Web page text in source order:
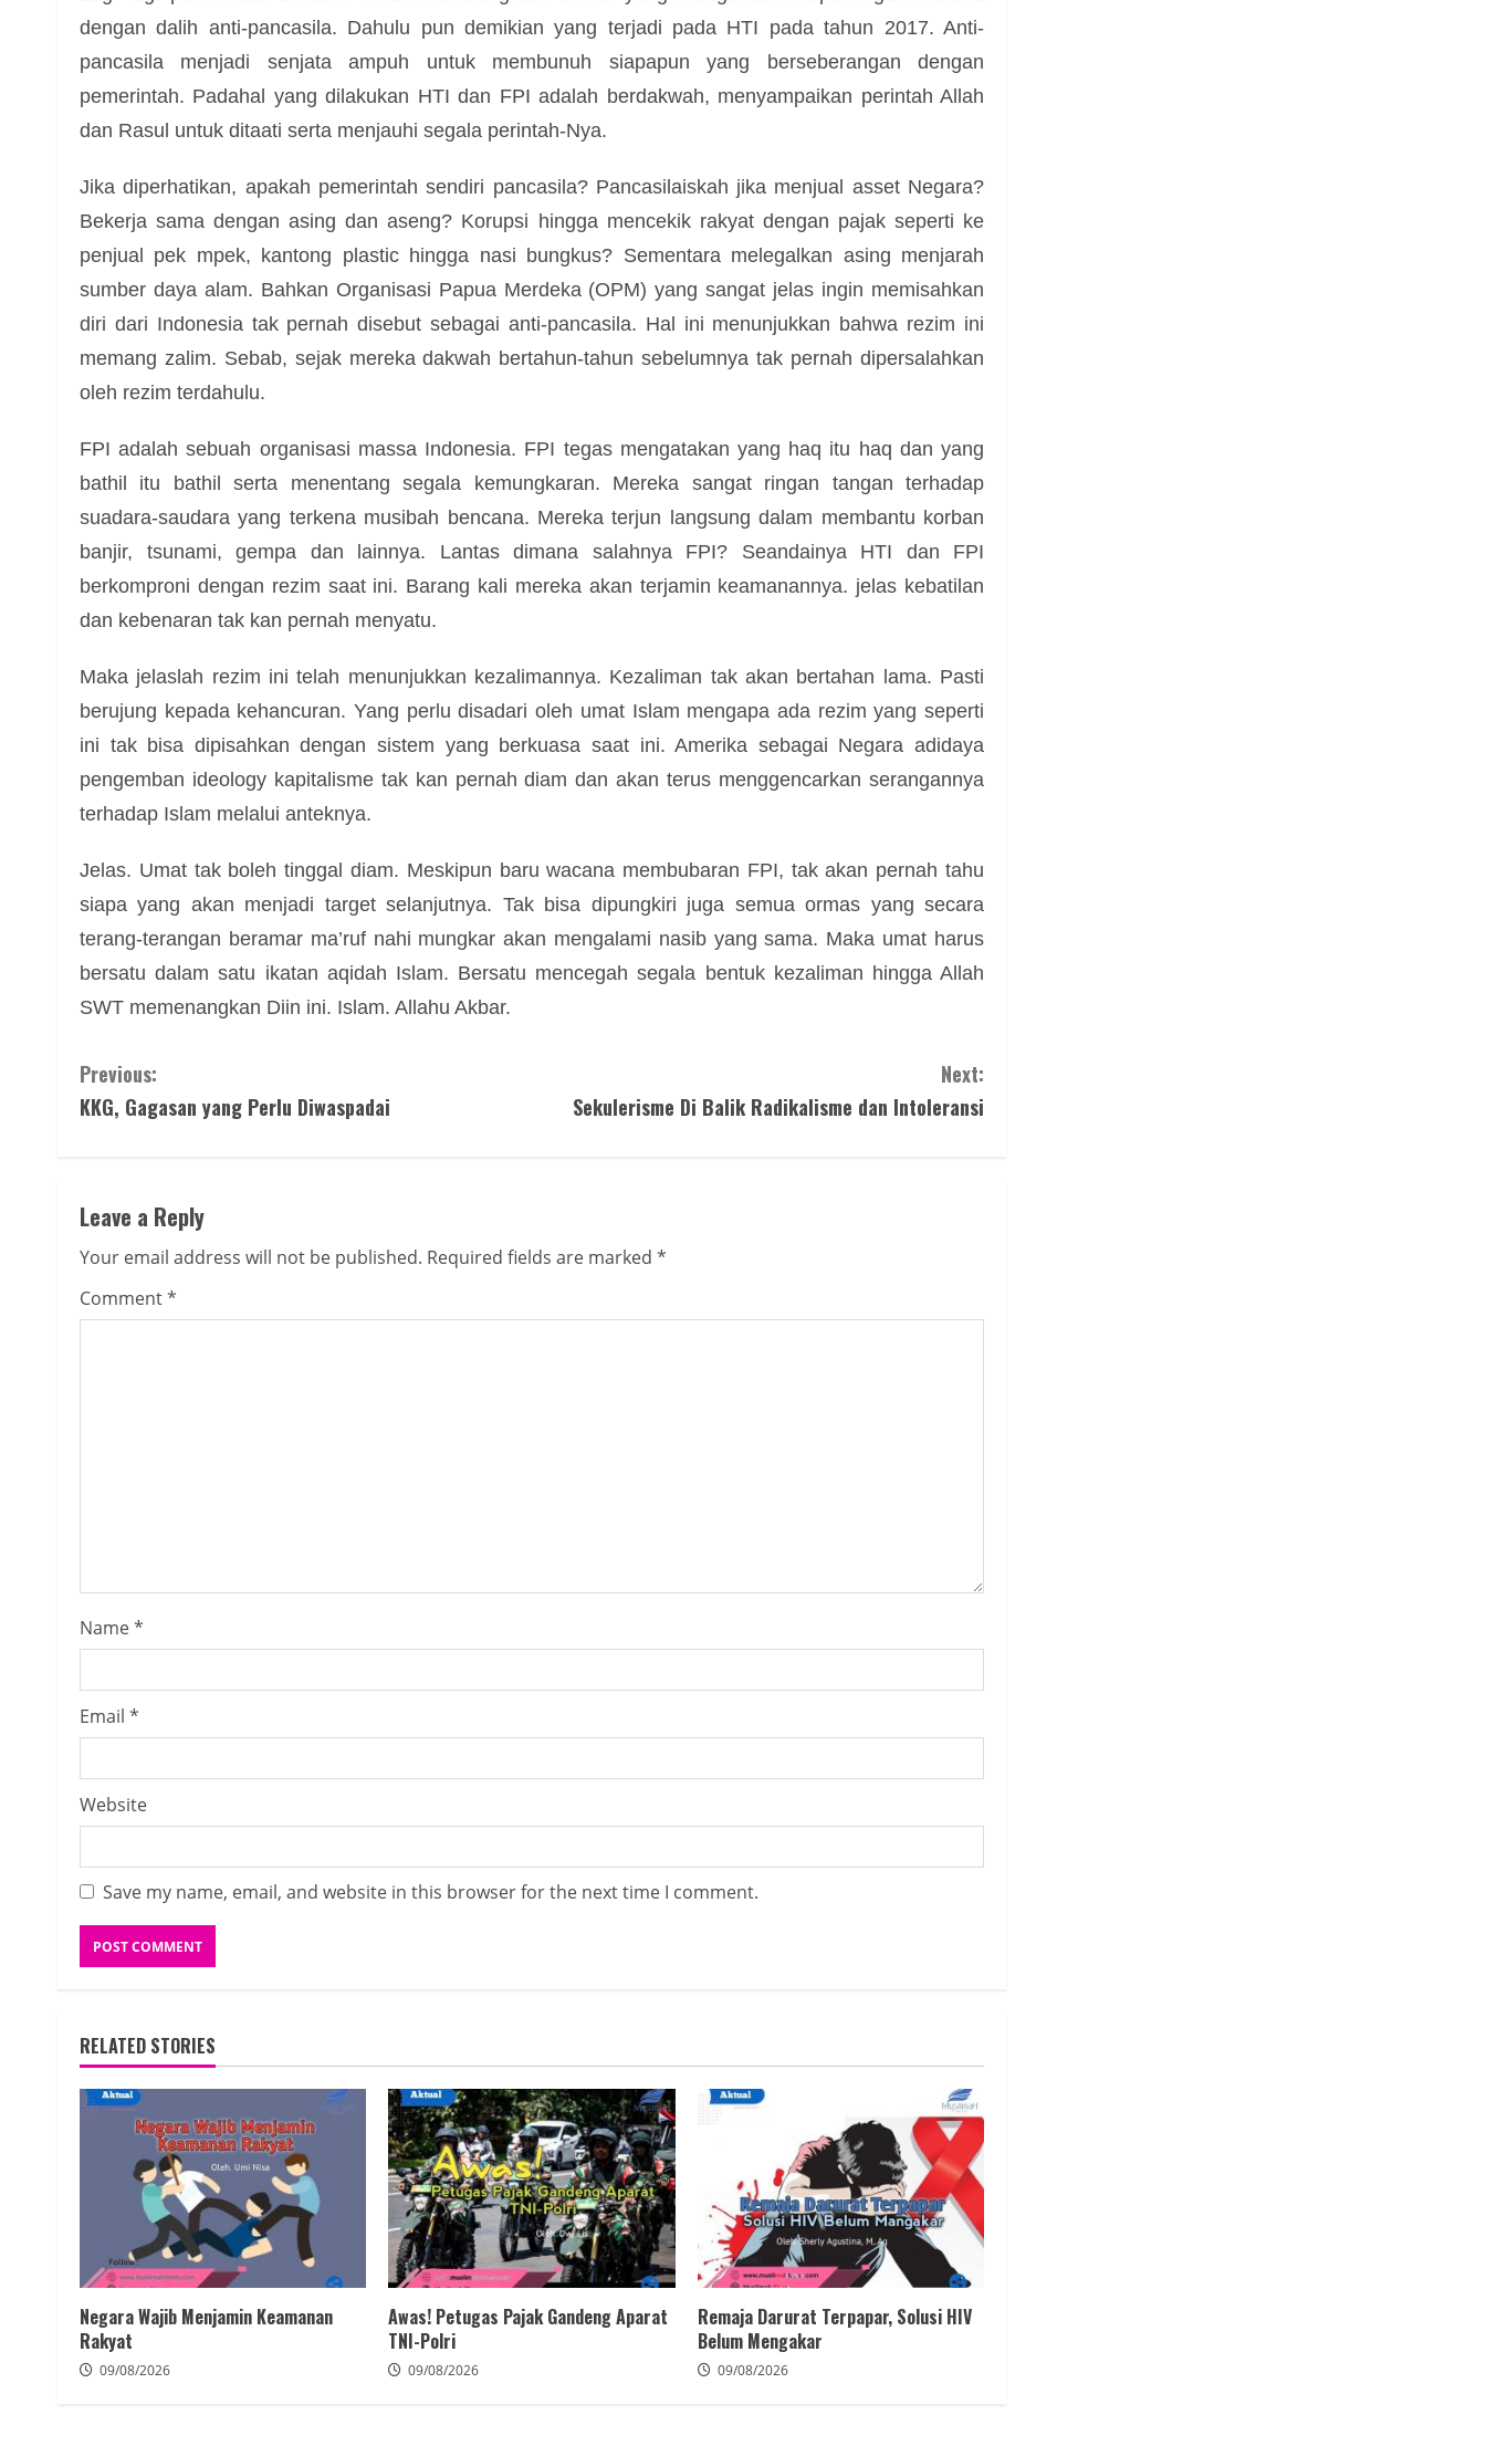
dengan dalih anti-pancasila. Dahulu pun demikian yang terjadi pada HTI pada tahun 2017. Anti-
pancasila menjadi senjata ampuh untuk membunuh siapapun yang berseberangan dengan
pemerintah. Padahal yang dilakukan HTI dan FPI adalah berdakwah, menyampaikan perintah Allah
dan Rasul untuk ditaati serta menjauhi segala perintah-Nya.
Jika diperhatikan, apakah pemerintah sendiri pancasila? Pancasilaiskah jika menjual asset Negara?
Bekerja sama dengan asing dan aseng? Korupsi hingga mencekik rakyat dengan pajak seperti ke
penjual pek mpek, kantong plastic hingga nasi bungkus? Sementara melegalkan asing menjarah
sumber daya alam. Bahkan Organisasi Papua Merdeka (OPM) yang sangat jelas ingin memisahkan
diri dari Indonesia tak pernah disebut sebagai anti-pancasila. Hal ini menunjukkan bahwa rezim ini
memang zalim. Sebab, sejak mereka dakwah bertahun-tahun sebelumnya tak pernah dipersalahkan
oleh rezim terdahulu.
FPI adalah sebuah organisasi massa Indonesia. FPI tegas mengatakan yang haq itu haq dan yang
bathil itu bathil serta menentang segala kemungkaran. Mereka sangat ringan tangan terhadap
suadara-saudara yang terkena musibah bencana. Mereka terjun langsung dalam membantu korban
banjir, tsunami, gempa dan lainnya. Lantas dimana salahnya FPI? Seandainya HTI dan FPI
berkomproni dengan rezim saat ini. Barang kali mereka akan terjamin keamanannya. jelas kebatilan
dan kebenaran tak kan pernah menyatu.
Maka jelaslah rezim ini telah menunjukkan kezalimannya. Kezaliman tak akan bertahan lama. Pasti
berujung kepada kehancuran. Yang perlu disadari oleh umat Islam mengapa ada rezim yang seperti
ini tak bisa dipisahkan dengan sistem yang berkuasa saat ini. Amerika sebagai Negara adidaya
pengemban ideology kapitalisme tak kan pernah diam dan akan terus menggencarkan serangannya
terhadap Islam melalui anteknya.
Jelas. Umat tak boleh tinggal diam. Meskipun baru wacana membubaran FPI, tak akan pernah tahu
siapa yang akan menjadi target selanjutnya. Tak bisa dipungkiri juga semua ormas yang secara
terang-terangan beramar ma’ruf nahi mungkar akan mengalami nasib yang sama. Maka umat harus
bersatu dalam satu ikatan aqidah Islam. Bersatu mencegah segala bentuk kezaliman hingga Allah
SWT memenangkan Diin ini. Islam. Allahu Akbar.
Continue
Reading
Previous:
KKG, Gagasan yang Perlu Diwaspadai
Next:
Sekulerisme Di Balik Radikalisme dan Intoleransi
Leave a Reply
Your email address will not be published. Required fields are marked *
Comment*
Name*
Email *
Website
Save my name, email, and website in this browser for the next time I comment.
RELATED STORIES
Negara Wajib Menjamin Keamanan
Rakyat
09/08/2026
Awas! Petugas Pajak Gandeng Aparat
TNI-Polri
09/08/2026
Remaja Darurat Terpapar, Solusi HIV
Belum Mengakar
09/08/2026